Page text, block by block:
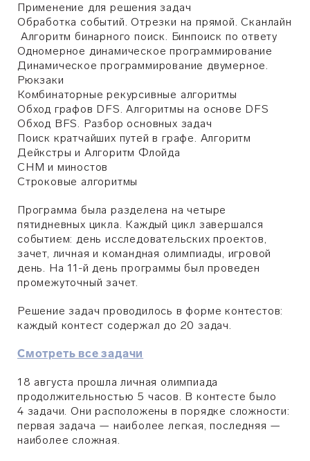
Применение для решения задач
Обработка событий. Отрезки на прямой. Сканлайн
Алгоритм бинарного поиск. Бинпоиск по ответу
Одномерное динамическое программирование
Динамическое программирование двумерное.
Рюкзаки
Комбинаторные рекурсивные алгоритмы
Обход графов DFS. Алгоритмы на основе DFS
Обход BFS. Разбор основных задач
Поиск кратчайших путей в графе. Алгоритм
Дейкстры и Алгоритм Флойда
СНМ и миностов
Строковые алгоритмы
Программа была разделена на четыре
пятидневных цикла. Каждый цикл завершался
событием: день исследовательских проектов,
зачет, личная и командная олимпиады, игровой
день. На 11-й день программы был проведен
промежуточный зачет.
Решение задач проводилось в форме контестов:
каждый контест содержал до 20 задач.
Смотреть все задачи
18 августа прошла личная олимпиада
продолжительностью 5 часов. В контесте было
4 задачи.Они расположены в порядке сложности:
первая задача — наиболее легкая, последняя —
наиболее сложная.